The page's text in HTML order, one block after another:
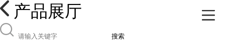
产品展厅
搜索